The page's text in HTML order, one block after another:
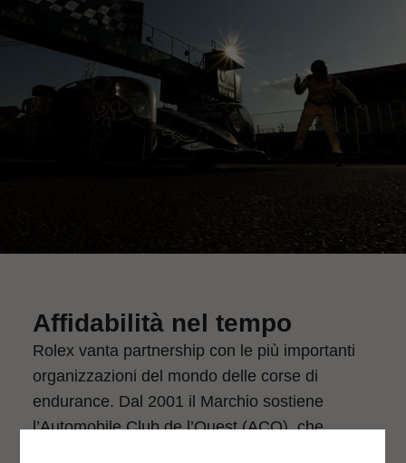
Affidabilità nel tempo
Rolex vanta partnership con le più importanti
organizzazioni del mondo delle corse di
endurance. Dal 2001 il Marchio sostiene
l’Automobile Club de l’Ouest (ACO), che